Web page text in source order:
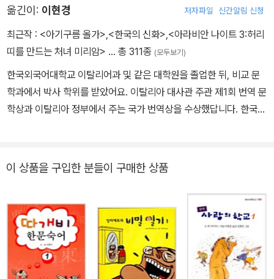
모험》, 《어른 세계에서 살아남기 위한 50가지 비밀 미션》, 《세상을
바꾸는 50가지 작은 혁명》은 우리나라는 물론, 전 세계 19개국에 출
간되어 많은 독자의 사랑을 받고 있다.
옮긴이: 이현경 저자파일 신간알림 신청
최근작 : <아기구름 올가>,<한국의 신화>,<아라비안 나이트 3:허리
띠를 만드는 처녀 미리암> … 총 311종 (모두보기)
한국외국어대학교 이탈리어과 및 같은 대학원을 졸업한 뒤, 비교 문
학과에서 박사 학위를 받았어요. 이탈리아 대사관 주관 제1회 번역 문
학상과 이탈리아 정부에서 주는 국가 번역상을 수상했답니다. 한국외
《네가 찾아올 때까지》 《행복을 선물해요 : 친절》 외 여러 권이 있어
이 상품을 구입한 분들이 구매한 상품